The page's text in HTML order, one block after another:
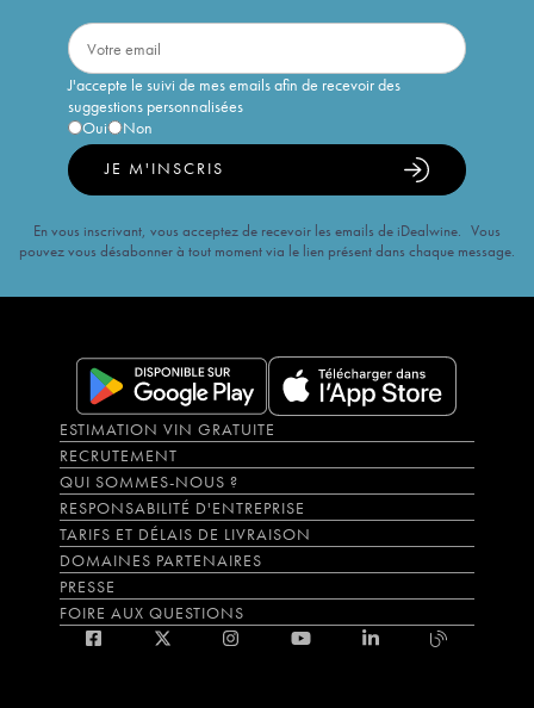
J'accepte le suivi de mes emails afin de recevoir des
suggestions personnalisées
Oui
Non
JE M'INSCRIS
En vous inscrivant, vous acceptez de recevoir les emails de iDealwine. Vous
pouvez vous désabonner à tout moment via le lien présent dans chaque message.
ESTIMATION VIN GRATUITE
RECRUTEMENT
QUI SOMMES-NOUS ?
RESPONSABILITÉ D'ENTREPRISE
TARIFS ET DÉLAIS DE LIVRAISON
DOMAINES PARTENAIRES
PRESSE
FOIRE AUX QUESTIONS